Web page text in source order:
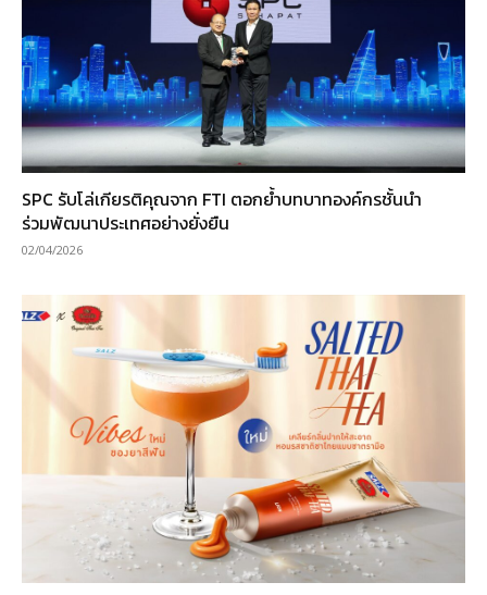
SPC รับโล่เกียรติคุณจาก FTI ตอกย้ำบทบาทองค์กรชั้นนำ
ร่วมพัฒนาประเทศอย่างยั่งยืน
02/04/2026